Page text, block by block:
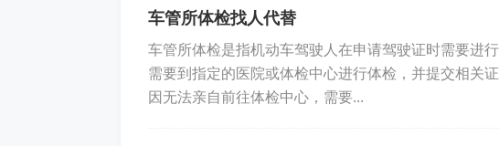
车管所体检找人代替
车管所体检是指机动车驾驶人在申请驾驶证时需要进
需要到指定的医院或体检中心进行体检，并提交相关
因无法亲自前往体检中心，需要...